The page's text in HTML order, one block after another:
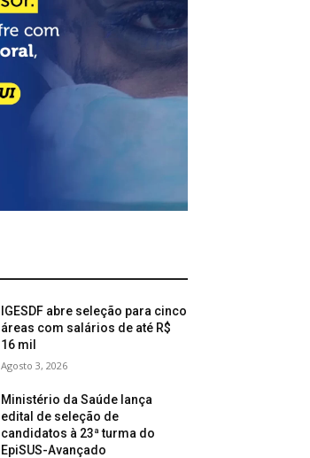
IGESDF abre seleção para cinco
áreas com salários de até R$
16 mil
Agosto 3, 2026
Ministério da Saúde lança
edital de seleção de
candidatos à 23ª turma do
EpiSUS-Avançado